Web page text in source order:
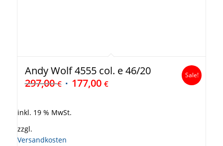
Andy Wolf 4555 col. e 46/20
297,00€ 177,00 €
Sale!
inkl. 19 % MwSt.
zzgl.
Versandkosten